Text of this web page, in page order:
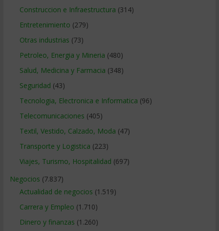
Construccion e Infraestructura (314)
Entretenimiento (279)
Otras industrias (73)
Petroleo, Energia y Mineria (480)
Salud, Medicina y Farmacia (348)
Seguridad (43)
Tecnologia, Electronica e Informatica (96)
Telecomunicaciones (405)
Textil, Vestido, Calzado, Moda (47)
Transporte y Logistica (223)
Viajes, Turismo, Hospitalidad (697)
Negocios (7.837)
Actualidad de negocios (1.519)
Carrera y Empleo (1.710)
Dinero y finanzas (1.260)